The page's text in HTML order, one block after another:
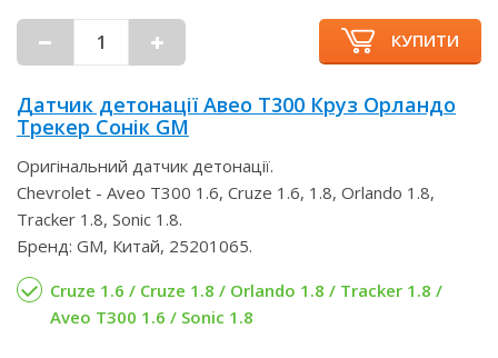
КУПИТИ
Датчик детонації Авео Т300 Круз Орландо
Трекер Сонік GM
Оригінальний датчик детонації.
Chevrolet - Aveo T300 1.6, Cruze 1.6, 1.8, Orlando 1.8,
Tracker 1.8, Sonic 1.8.
Бренд: GM, Китай, 25201065.
Cruze 1.6 / Cruze 1.8 / Orlando 1.8 / Tracker 1.8 /
Aveo T300 1.6 / Sonic 1.8